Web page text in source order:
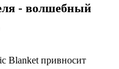
- волшебный
Blanket привносит